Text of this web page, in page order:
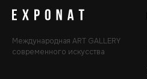
Международная ART GALLERY
современного искусства